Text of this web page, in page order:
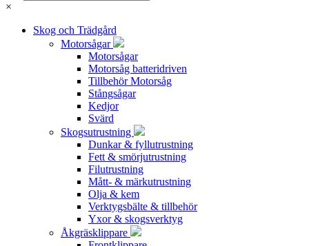
×
Skog och Trädgård
Motorsågar
Motorsågar
Motorsåg batteridriven
Tillbehör Motorsåg
Stångsågar
Kedjor
Svärd
Skogsutrustning
Dunkar & fyllutrustning
Fett & smörjutrustning
Filutrustning
Mått- & märkutrustning
Olja & kem
Verktygsbälte & tillbehör
Yxor & skogsverktyg
Åkgräsklippare